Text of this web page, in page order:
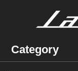
Category